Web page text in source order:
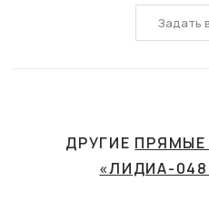
Задать
ДРУГИЕ ПРЯМЫЕ
«ЛИДИА-